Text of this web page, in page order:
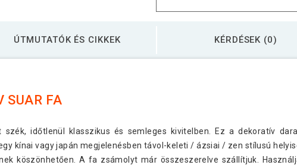
ÚTMUTATÓK ÉS CIKKEK KÉRDÉSEK (0)
SUAR FA
időtlenül klasszikus és semleges kivitelben. Ez a dekoratív
kínai vagy japán megjelenésben távol-keleti / ázsiai / zen stílusú
köszönhetően. A fa zsámolyt már összeszerelve szállítjuk.